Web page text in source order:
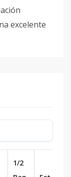
excelente
1/2